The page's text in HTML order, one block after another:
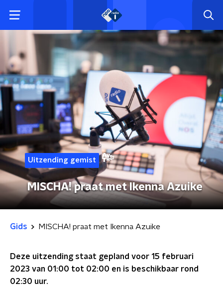
Uitzending gemist
MISCHA! praat met Ikenna Azuike
Gids MISCHA! praat met Ikenna Azuike
Deze uitzending staat gepland voor 15 februari
2023 van 01:00 tot 02:00 en is beschikbaar rond
02:30 uur.